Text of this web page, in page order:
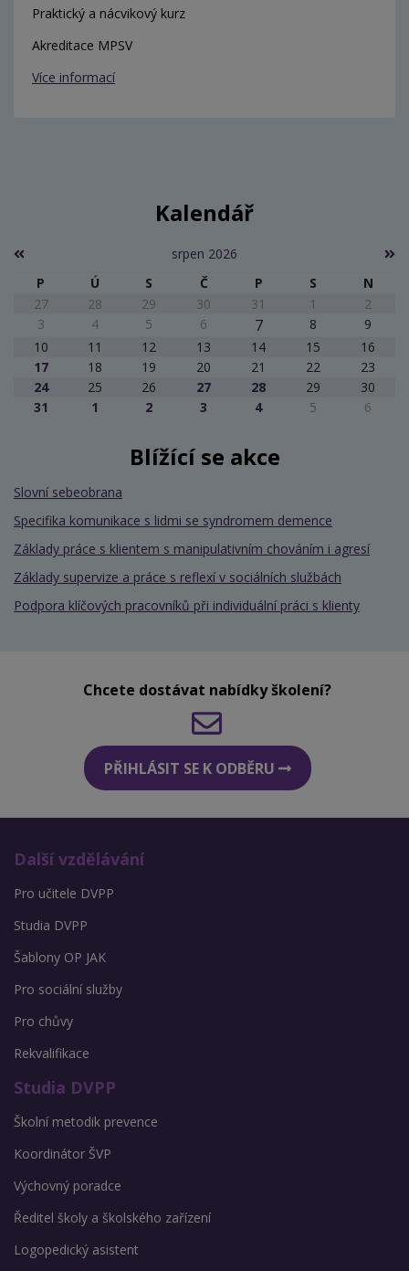
Praktický a nácvikový kurz
Akreditace MPSV
Více informací
Kalendář
srpen 2026
P
Ú S Č P S
N
27
28 29 30 31 1
2
3
4 5 6 7 8
9
10
11 12 13 14 15
16
17
18 19 20 21 22
23
24
25 26 27 28 29
30
31
1 2 3 4 5 6
Blížící se akce
Slovní sebeobrana
Specifika komunikace s lidmi se syndromem demence
Základy práce s klientem s manipulativním chováním i agresí
Základy supervize a práce s reflexí v sociálních službách
Podpora klíčových pracovníků při individuální práci s klienty
Chcete dostávat nabídky školení?
PŘIHLÁSIT SE K ODBĚRU
Další vzdělávání
Pro učitele DVPP
Studia DVPP
Šablony OP JAK
Pro sociální služby
Pro chůvy
Rekvalifikace
Studia DVPP
Školní metodik prevence
Koordinátor ŠVP
Výchovný poradce
Ředitel školy a školského zařízení
Logopedický asistent